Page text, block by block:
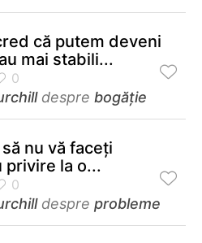
că putem deveni
mai stabili...
despre bogăție
nu vă faceţi
privire la o...
despre probleme